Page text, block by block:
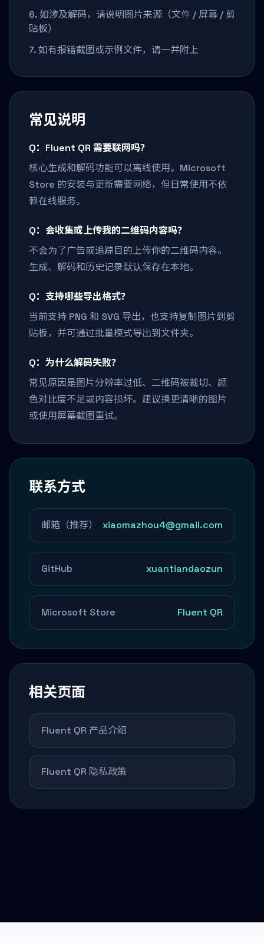
6. 如涉及解码，请说明图片来源（文件 / 屏幕 / 剪
贴板）
7. 如有报错截图或示例文件，请一并附上
常见说明
Q：Fluent QR 需要联网吗？
核心生成和解码功能可以离线使用。Microsoft
Store 的安装与更新需要网络，但日常使用不依
赖在线服务。
Q：会收集或上传我的二维码内容吗？
不会为了广告或追踪目的上传你的二维码内容。
生成、解码和历史记录默认保存在本地。
Q：支持哪些导出格式？
当前支持 PNG 和 SVG 导出，也支持复制图片到剪
贴板，并可通过批量模式导出到文件夹。
Q：为什么解码失败？
常见原因是图片分辨率过低、二维码被裁切、颜
色对比度不足或内容损坏。建议换更清晰的图片
或使用屏幕截图重试。
联系方式
邮箱（推荐） xiaomazhou4@gmail.com
GitHub xuantiandaozun
Microsoft Store Fluent QR
相关页面
Fluent QR 产品介绍
Fluent QR 隐私政策